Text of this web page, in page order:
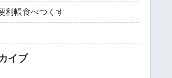
利帳食べつくす
イブ